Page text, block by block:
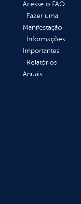
Acesse o FAQ
Fazer uma
Manifestação
Informações
Importantes
Relatórios
Anuais